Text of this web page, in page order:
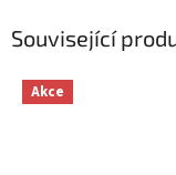
Související
Akce